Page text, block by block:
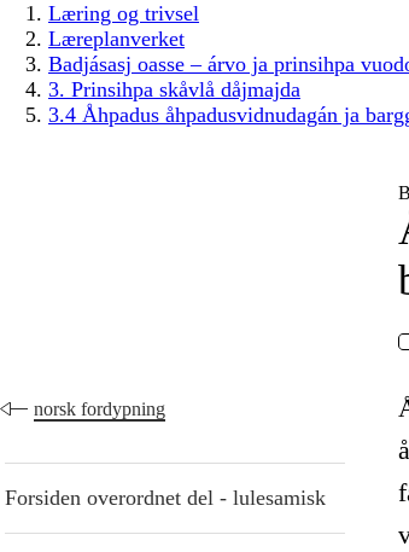
Læring og trivsel
Læreplanverket
Badjásasj oasse – árvo ja prinsihpa
3. Prinsihpa skåvlå dåjmajda
3.4 Åhpadus åhpadusvidnudagán ja
norsk fordypning
Forsiden overordnet del - lulesamisk